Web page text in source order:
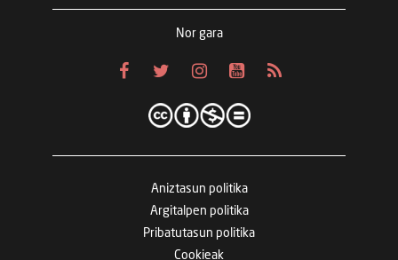
Nor gara
Aniztasun politika
Argitalpen politika
Pribatutasun politika
Cookieak